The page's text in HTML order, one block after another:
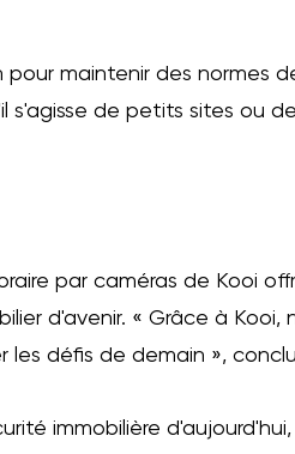
maintenir des normes
de petits sites ou
par caméras de Kooi
d'avenir. « Grâce à Kooi,
les défis de demain »,
immobilière